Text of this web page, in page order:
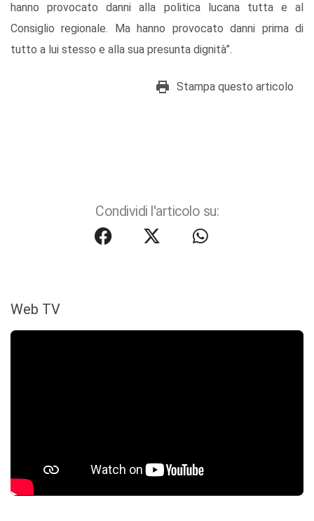
hanno provocato danni alla politica lucana tutta e al
Consiglio regionale. Ma hanno provocato danni prima di
tutto a lui stesso e alla sua presunta dignità”.
Stampa questo articolo
Condividi l'articolo su:
Web TV